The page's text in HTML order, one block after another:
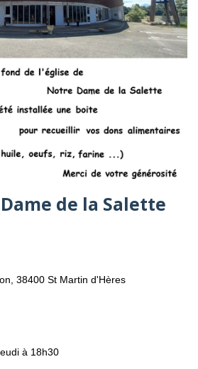
de la Salette
38400 St Martin d'Hères
à 18h30